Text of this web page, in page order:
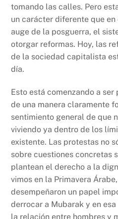
tomando las calles. Pero
un carácter diferente que
auge de la posguerra, el
otorgar reformas. Hoy, las
de la sociedad capitalista
día.
Esto está comenzando a
de una manera claramente
sentimiento general de que
viviendo ya dentro de los
existente. Las protestas no
sobre cuestiones concretas
plantean el derecho a la
vimos en la Primavera
desempeñaron un papel
derrocar a Mubarak y en
la relación entre hombres y